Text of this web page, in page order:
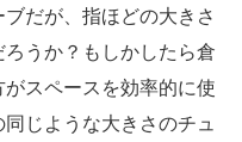
だが、指ほどの大きさ
うか？もしかしたら倉
スペースを効率的に使
じような大きさのチュ